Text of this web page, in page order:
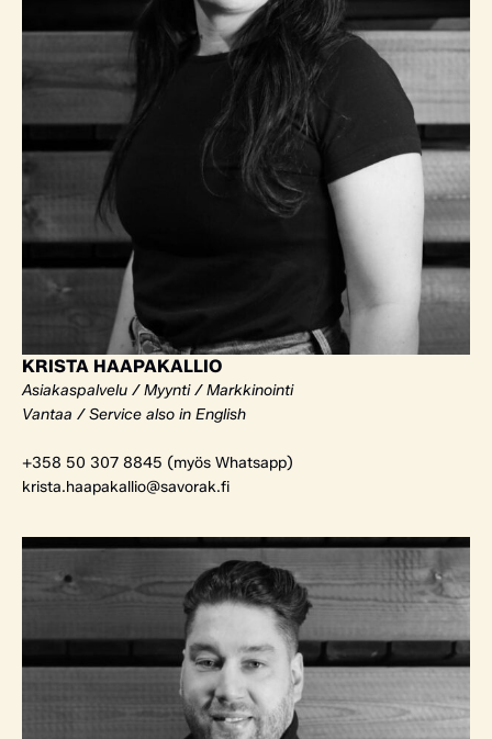
KRISTA HAAPAKALLIO
Asiakaspalvelu / Myynti / Markkinointi
Vantaa / Service also in English
+358 50 307 8845 (myös Whatsapp)
krista.haapakallio@savorak.fi